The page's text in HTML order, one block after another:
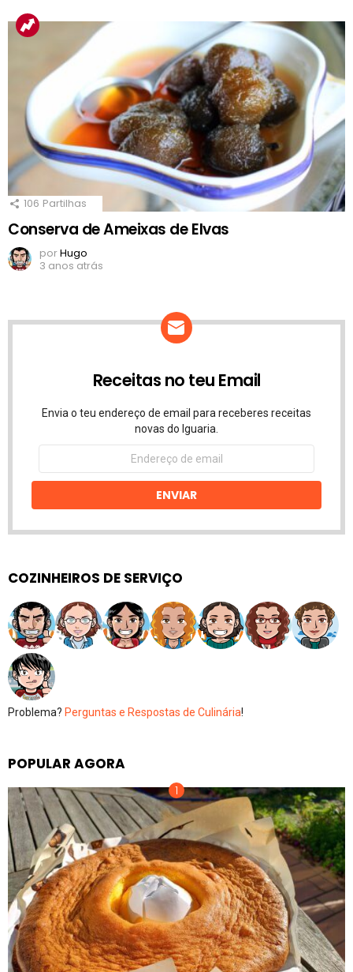
106 Partilhas
Conserva de Ameixas de Elvas
porHugo
3 anos atrás
Receitas no teu Email
Envia o teu endereço de email para receberes receitas
novas do Iguaria.
Endereço
email
ENVIAR
COZINHEIROS DE SERVIÇO
Problema? Perguntas e Respostas de Culinária!
POPULAR AGORA